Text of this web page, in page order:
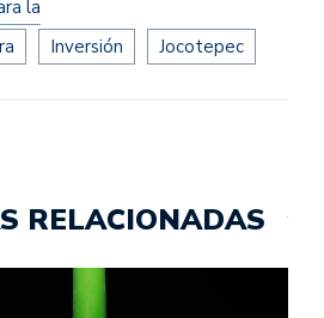
la
Inversión Jocotepec
RELACIONADAS